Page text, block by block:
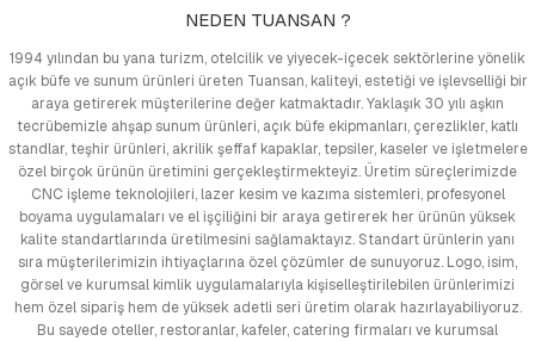
NEDEN TUANSAN ?
1994 yılından bu yana turizm, otelcilik ve yiyecek-içecek sektörlerine yönelik
açık büfe ve sunum ürünleri üreten Tuansan, kaliteyi, estetiği ve işlevselliği bir
araya getirerek müşterilerine değer katmaktadır. Yaklaşık 30 yılı aşkın
tecrübemizle ahşap sunum ürünleri, açık büfe ekipmanları, çerezlikler, katlı
standlar, teşhir ürünleri, akrilik şeffaf kapaklar, tepsiler, kaseler ve işletmelere
özel birçok ürünün üretimini gerçekleştirmekteyiz. Üretim süreçlerimizde
CNC işleme teknolojileri, lazer kesim ve kazıma sistemleri, profesyonel
boyama uygulamaları ve el işçiliğini bir araya getirerek her ürünün yüksek
kalite standartlarında üretilmesini sağlamaktayız. Standart ürünlerin yanı
sıra müşterilerimizin ihtiyaçlarına özel çözümler de sunuyoruz. Logo, isim,
görsel ve kurumsal kimlik uygulamalarıyla kişiselleştirilebilen ürünlerimizi
hem özel sipariş hem de yüksek adetli seri üretim olarak hazırlayabiliyoruz.
Bu sayede oteller, restoranlar, kafeler, catering firmaları ve kurumsal